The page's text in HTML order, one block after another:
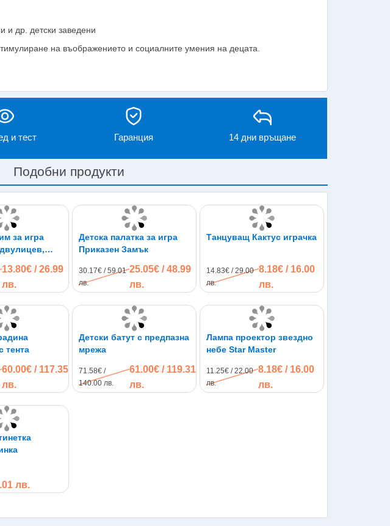
и др. детски заведени
на въображението и социалните умения на децата.
и тест Гаранция 14 дни връщане
Подобни продукти
за игра
13.80€ / 26.99
лв.
Детска палатка за игра
Приказен Замък
30.17€ / 59.01
лв.
25.05€ / 48.99
лв.
Танцуващ Кактус играчка
14.83€ / 29.00
лв.
8.18€ / 16.00
лв.
тента
60.00€ / 117.35
лв.
Детски батут с предпазна
мрежа
71.58€ /
140.00 лв.
61.00€ / 119.31
лв.
Лампа проектор звездно
небе Star Master
11.25€ / 22.00
лв.
8.18€ / 16.00
лв.
лв.